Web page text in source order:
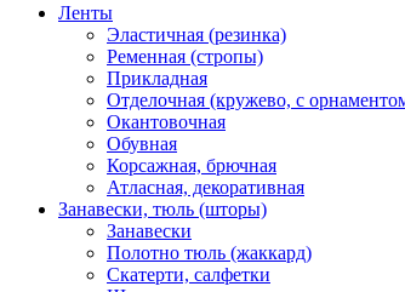
Ленты
Эластичная (резинка)
Ременная (стропы)
Прикладная
Отделочная (кружево, с
Окантовочная
Обувная
Корсажная, брючная
Атласная, декоративная
Занавески, тюль (шторы)
Занавески
Полотно тюль (жаккард)
Скатерти, салфетки